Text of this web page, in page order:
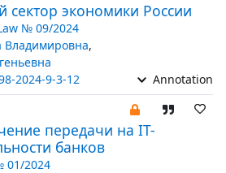
экономики России
№ 09/2024
,
2024-9-3-12 Annotation
передачи на IT-
банков
01/2024